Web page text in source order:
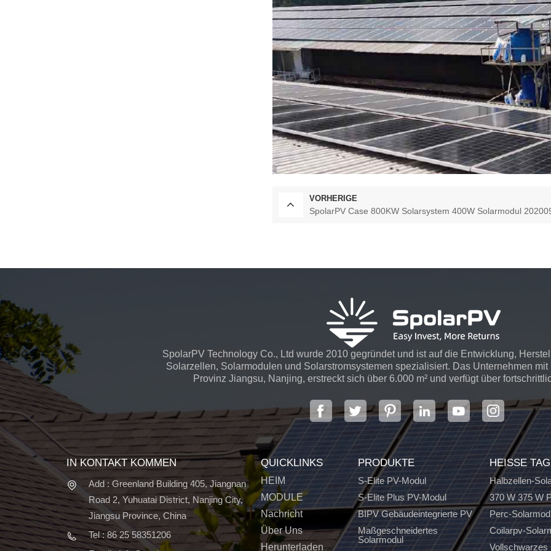
VORHERIGE
SpolarPV Case 800KW Solarsystem 400W Solarmodul
SpolarPV Technology Co., Ltd wurde 2010 gegründet und ist auf die Entwicklung,
Solarzellen, Solarmodulen und Solarstromsystemen spezialisiert. Das Unternehmen
Provinz Jiangsu, Nanjing, erstreckt sich über 6.000 m² und verfügt über
IN KONTAKT KOMMEN
Add : Greenland Building 405, Jiangnan
Road 2, Yuhuatai District, Nanjing City,
Jiangsu Province, China
Tel : 86 25 58351206
QUICKLINKS
HEIM
MODULE
Nachricht
Über Uns
Herunterladen
PRODUKTE
S-Elite PV-Modul
S-Elite Plus PV-Modul
BIPV Gebäudeintegrierte PV
Maßgeschneidertes
Solarmodul
HEISSE
Halbzellen-
370 W 375 W
Perc-
Coilarpv-
Vollschwarzes